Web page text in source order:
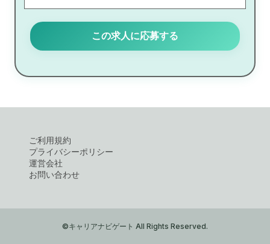
この求人に応募する
ご利用規約
プライバシーポリシー
運営会社
お問い合わせ
©キャリアナビゲート All Rights Reserved.